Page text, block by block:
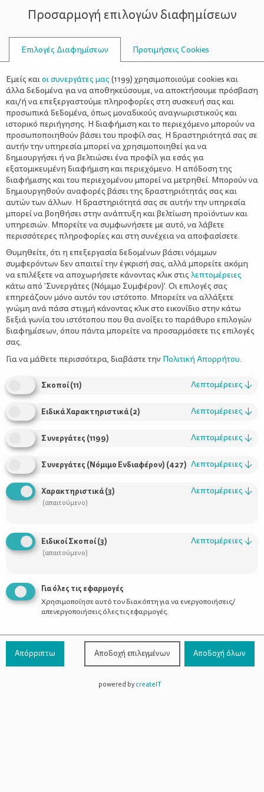
ΣΥΜΒΟΥΛΟΙ
ΑΓΑΠΉΣΟΥΝ ΤΑ ΒΙΒΛΊΑ
Πώς θα κάνετε το παιδί να αγαπήσει τα
βιβλία
Χρήσιμοι Σύνδεσμοι
Προϊόντα
Επικοινωνία
800-1199-800(από σταθερό,
χωρίς χρέωση)
Προσαρμογή επιλογών διαφημίσεων
Επιλογές Διαφημίσεων Προτιμήσεις Cookies
Εμείς καιοι συνεργάτες μας (1199) χρησιμοποιούμε cookies και
άλλα δεδομένα για να αποθηκεύσουμε, να αποκτήσουμε πρόσβαση
και/ή να επεξεργαστούμε πληροφορίες στη συσκευή σας και
προσωπικά δεδομένα, όπως μοναδικούς αναγνωριστικούς και
ιστορικό περιήγησης. Η διαφήμιση και το περιεχόμενο μπορούν να
προσωποποιηθούν βάσει του προφίλ σας. Η δραστηριότητά σας σε
αυτήν την υπηρεσία μπορεί να χρησιμοποιηθεί για να
δημιουργήσει ή να βελτιώσει ένα προφίλ για εσάς για
εξατομικευμένη διαφήμιση και περιεχόμενο. Η απόδοση της
διαφήμισης και του περιεχομένου μπορεί να μετρηθεί. Μπορούν να
δημιουργηθούν αναφορές βάσει της δραστηριότητάς σας και
αυτών των άλλων. Η δραστηριότητά σας σε αυτήν την υπηρεσία
μπορεί να βοηθήσει στην ανάπτυξη και βελτίωση προϊόντων και
υπηρεσιών. Μπορείτε να συμφωνήσετε με αυτό, να λάβετε
περισσότερες πληροφορίες και στη συνέχεια να αποφασίσετε.
Θυμηθείτε, ότι η επεξεργασία δεδομένων βάσει νόμιμων
συμφερόντων δεν απαιτεί την έγκρισή σας, αλλά μπορείτε ακόμη
να επιλέξετε να αποχωρήσετε κάνοντας κλικ στις λεπτομέρειες
κάτω από 'Συνεργάτες (Νόμιμο Συμφέρον)'. Οι επιλογές σας
επηρεάζουν μόνο αυτόν τον ιστότοπο. Μπορείτε να αλλάξετε
γνώμη ανά πάσα στιγμή κάνοντας κλικ στο εικονίδιο στην κάτω
δεξιά γωνία του ιστότοπου που θα ανοίξει το παράθυρο επιλογών
διαφημίσεων, όπου πάντα μπορείτε να προσαρμόσετε τις επιλογές
σας.
Για να μάθετε περισσότερα, διαβάστε την Πολιτική Απορρήτου.
Σκοποί(11) Λεπτομέρειες ↓
Ειδικά Χαρακτηριστικά(2) Λεπτομέρειες ↓
Συνεργάτες (1199) Λεπτομέρειες ↓
Συνεργάτες (Νόμιμο Ενδιαφέρον) (427) Λεπτομέρειες ↓
Χαρακτηριστικά(3)
(απαιτούμενο)
Λεπτομέρειες ↓
Ειδικοί Σκοποί(3)
(απαιτούμενο)
Λεπτομέρειες ↓
Για όλες τις εφαρμογές
Χρησιμοποίησε αυτό τον διακόπτη για να ενεργοποιήσεις/
απενεργοποιήσεις όλες τις εφαρμογές.
Απόρριπτω Αποδοχή επιλεγμένων Αποδοχή όλων
powered bycreateIT